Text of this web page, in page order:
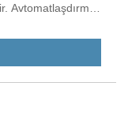
Avtomatlaşdırma
damper
və idarə